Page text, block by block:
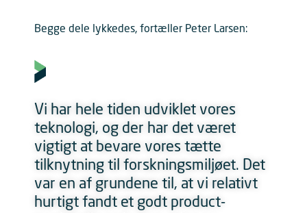
Begge dele lykkedes, fortæller Peter Larsen:
Vi har hele tiden udviklet vores
teknologi, og der har det været
vigtigt at bevare vores tætte
tilknytning til forskningsmiljøet. Det
var en af grundene til, at vi relativt
hurtigt fandt et godt product-